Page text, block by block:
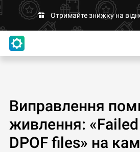
Отримайте знижку на
Виправлення
живлення:
DPOF files» на